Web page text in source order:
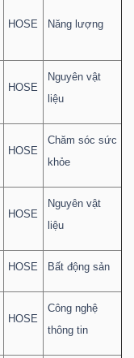
HOSE Năng lượng
HOSE
Nguyên vật
liệu
HOSE
Chăm sóc sức
khỏe
HOSE
Nguyên vật
liệu
HOSE Bất động sản
HOSE
Công nghệ
thông tin